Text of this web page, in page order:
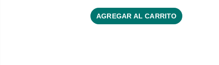
AGREGAR AL CARRITO